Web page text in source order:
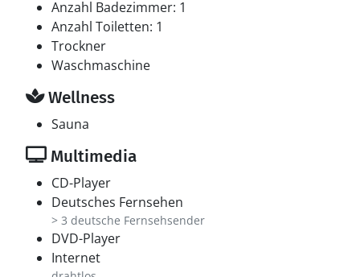
Anzahl Badezimmer: 1
Anzahl Toiletten: 1
Trockner
Waschmaschine
Wellness
Sauna
Multimedia
CD-Player
Deutsches Fernsehen
> 3 deutsche Fernsehsender
DVD-Player
Internet